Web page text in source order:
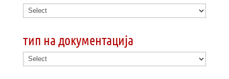
тип на документација